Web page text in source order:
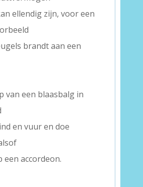
ellendig zijn, voor een
brandt aan een
van een blaasbalg in
en vuur en doe
een accordeon.